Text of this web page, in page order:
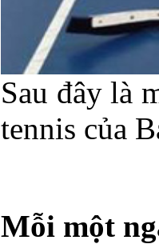
Sau đây là
tennis của
Mỗi một